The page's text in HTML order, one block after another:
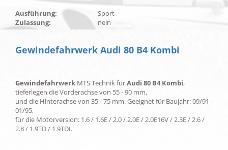
Ausführung:
Sport
Zulassung:
nein
Gewindefahrwerk Audi 80 B4 Kombi
Gewindefahrwerk MTS Technik fürAudi 80 B4 Kombi,
tieferlegen die Vorderachse von 55 - 90 mm,
und die Hinterachse von 35 - 75 mm. Geeignet für Baujahr: 09/91 -
01/95,
für die Motorversion: 1.6 / 1.6E / 2.0 / 2.0E / 2.0E16V / 2.3E / 2.6 /
2.8 / 1.9TD / 1.9TDI.